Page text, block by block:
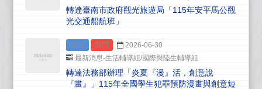
轉達臺南市政府觀光旅遊局「115年安平馬公觀
光交通船航班」
置頂 熱門
2026-06-30
最新消息-生活輔導組/國際與陸生輔導組
轉達法務部辦理「炎夏『漫』活，創意說
『畫』」115年全國學生犯罪預防漫畫與創意短